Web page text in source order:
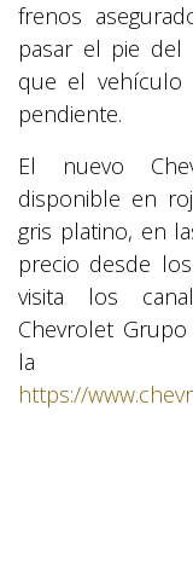
frenos
pasar el pie del
que el vehículo
pendiente.
El nuevo
disponible en
gris platino, en
precio desde
visita los
Chevrolet
la
https://